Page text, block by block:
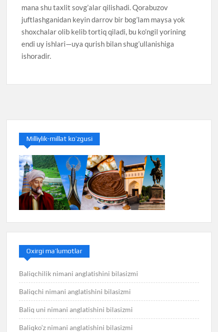
mana shu taxlit sovg’alar qilishadi. Qorabuzov
juftlashganidan keyin darrov bir bog’lam maysa yok
shoxchalar olib kelib tortiq qiladi, bu ko’ngil yorining
endi uy ishlari—uya qurish bilan shug’ullanishiga
ishoradir.
Milliylik-millat ko’zgusi
Oxirgi ma’lumotlar
Baliqchilik nimani anglatishini bilasizmi
Baliqchi nimani anglatishini bilasizmi
Baliq uni nimani anglatishini bilasizmi
Baliqko’z nimani anglatishini bilasizmi